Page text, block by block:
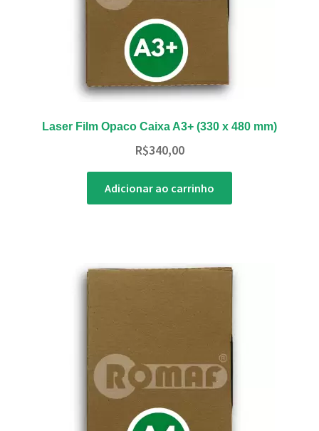
Laser Film Opaco Caixa A3+ (330 x 480 mm)
R$340,00
Adicionar ao carrinho